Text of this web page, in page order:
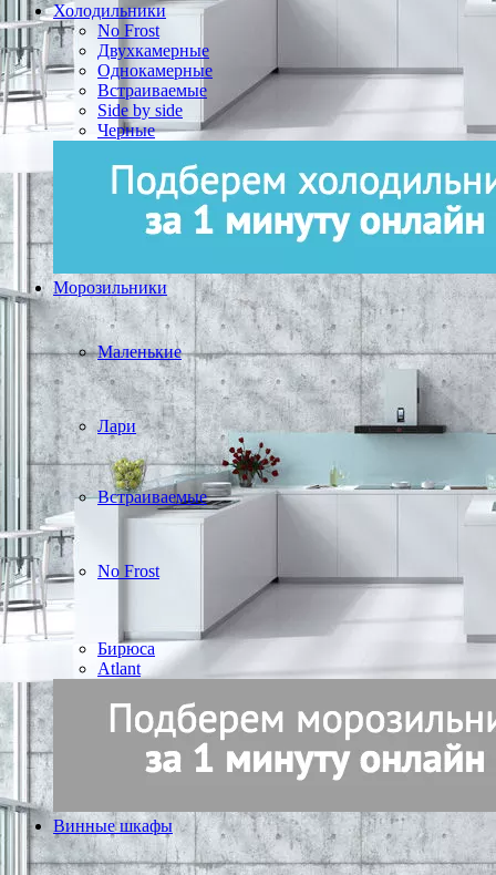
Холодильники
No Frost
Двухкамерные
Однокамерные
Встраиваемые
Side by side
Черные
Морозильники
Маленькие
Лари
Встраиваемые
No Frost
Бирюса
Atlant
Винные шкафы